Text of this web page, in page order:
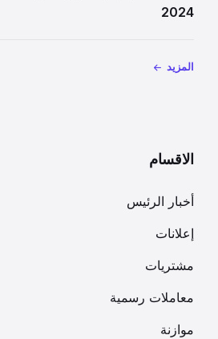
2024
المزيد
الاقسام
أخبار الرئيس
إعلانات
مشتريات
معاملات رسمية
موازنة